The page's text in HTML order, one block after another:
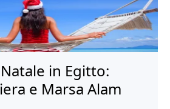
in Egitto:
e Marsa Alam